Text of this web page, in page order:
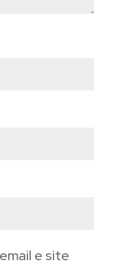
e site